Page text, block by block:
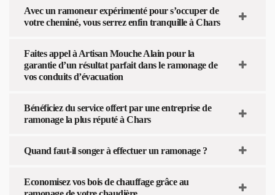
Avec un ramoneur expérimenté pour s’occuper de
votre cheminé, vous serrez enfin tranquille à Chars
Faites appel à Artisan Mouche Alain pour la
garantie d’un résultat parfait dans le ramonage de
vos conduits d’évacuation
Bénéficiez du service offert par une entreprise de
ramonage la plus réputé à Chars
Quand faut-il songer à effectuer un ramonage ?
Economisez vos bois de chauffage grâce au